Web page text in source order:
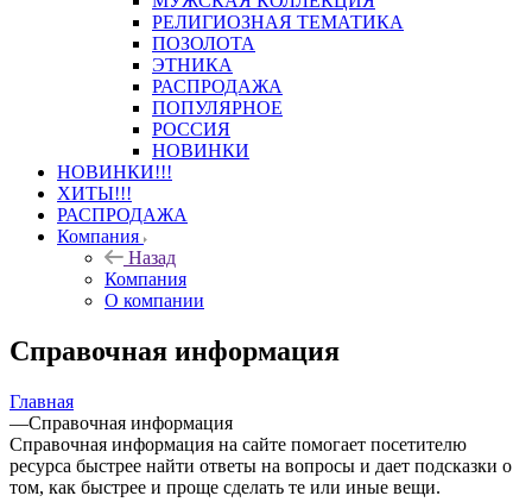
РЕЛИГИОЗНАЯ ТЕМАТИКА
ПОЗОЛОТА
ЭТНИКА
РАСПРОДАЖА
ПОПУЛЯРНОЕ
РОССИЯ
НОВИНКИ
НОВИНКИ!!!
ХИТЫ!!!
РАСПРОДАЖА
Компания
Назад
Компания
О компании
Справочная информация
Главная
—Справочная информация
Справочная информация на сайте помогает посетителю
ресурса быстрее найти ответы на вопросы и дает подсказки о
том, как быстрее и проще сделать те или иные вещи.